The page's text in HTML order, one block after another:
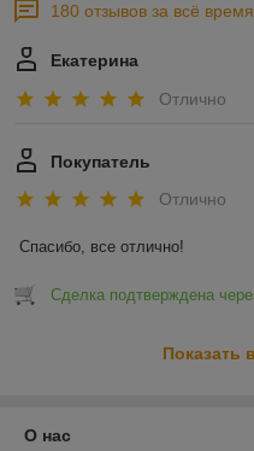
180 отзывов за всё время
Екатерина
Отлично
Покупатель
Отлично
Спасибо, все отлично!
Сделка подтверждена
Показать
О нас